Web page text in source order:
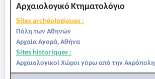
Αρχαιολογικό Κτηματολόγιο
Sites archéologiques :
Πόλη των Αθηνών
Αρχαία Αγορά, Αθήνα
Sites historiques :
Αρχαιολογικοί Χώροι γύρω από την Ακρόπολη